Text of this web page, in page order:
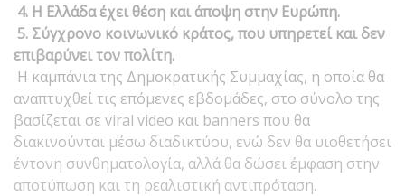
4. Η Ελλάδα έχει θέση και άποψη στην Ευρώπη.
5. Σύγχρονο κοινωνικό κράτος, που υπηρετεί και δεν
επιβαρύνει τον πολίτη.
Η καμπάνια της Δημοκρατικής Συμμαχίας, η οποία θα
αναπτυχθεί τις επόμενες εβδομάδες, στο σύνολο της
βασίζεται σε viral video και banners που θα
διακινούνται μέσω διαδικτύου, ενώ δεν θα υιοθετήσει
έντονη συνθηματολογία, αλλά θα δώσει έμφαση στην
αποτύπωση και τη ρεαλιστική αντιπρόταση.